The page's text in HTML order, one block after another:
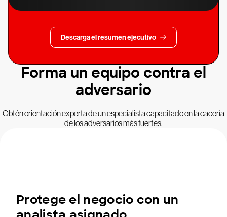
Descarga el resumen ejecutivo
Forma un equipo contra el
adversario
Obtén orientación experta de un especialista capacitado en la cacería
de los adversarios más fuertes.
Protege el negocio con un